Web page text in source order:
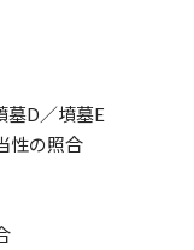
墓D／墳墓E
性の照合